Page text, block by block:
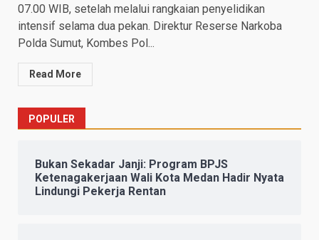
07.00 WIB, setelah melalui rangkaian penyelidikan
intensif selama dua pekan. Direktur Reserse Narkoba
Polda Sumut, Kombes Pol...
Read More
POPULER
Bukan Sekadar Janji: Program BPJS
Ketenagakerjaan Wali Kota Medan Hadir Nyata
Lindungi Pekerja Rentan